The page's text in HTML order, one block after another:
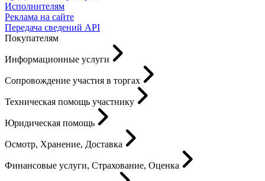
Исполнителям
Реклама на сайте
Передача сведений API
Покупателям
Информационные услуги
Сопровождение участия в торгах
Техническая помощь участнику
Юридическая помощь
Осмотр, Хранение, Доставка
Финансовые услуги, Страхование, Оценка